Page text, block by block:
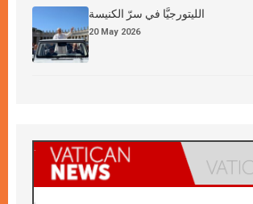
الليتورجيَّا في سرّ الكنيسة
20 May 2026